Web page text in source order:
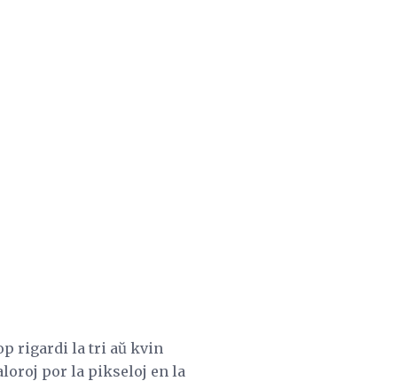
rigardi la tri aŭ kvin
por la pikseloj en la